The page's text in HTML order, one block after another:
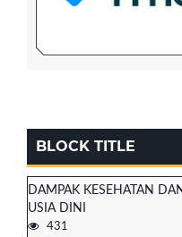
BLOCK TITLE
DAMPAK KESEHATAN
USIA DINI
431